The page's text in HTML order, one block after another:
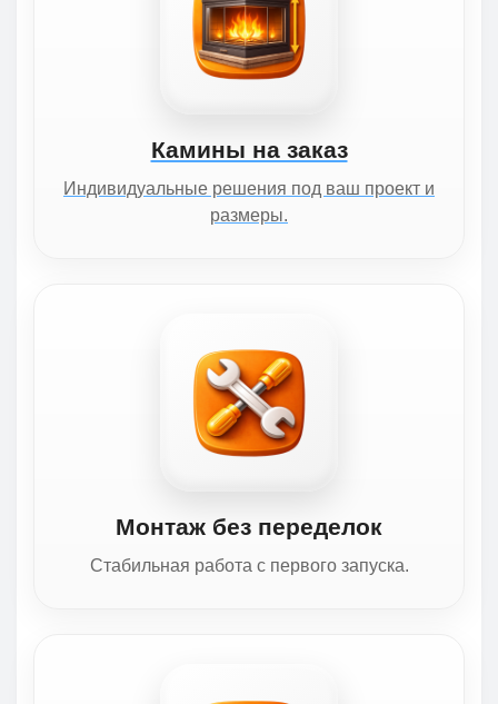
Камины на заказ
Индивидуальные решения под ваш проект и
размеры.
Монтаж без переделок
Стабильная работа с первого запуска.